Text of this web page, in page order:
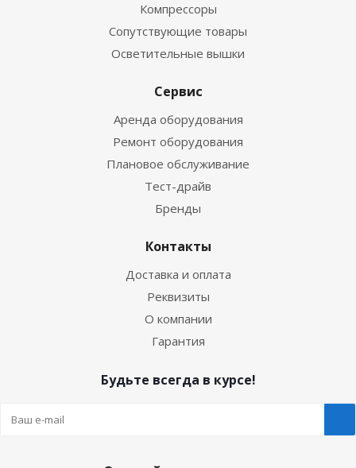
Компрессоры
Сопутствующие товары
Осветительные вышки
Сервис
Аренда оборудования
Ремонт оборудования
Плановое обслуживание
Тест-драйв
Бренды
Контакты
Доставка и оплата
Реквизиты
О компании
Гарантия
Будьте всегда в курсе!